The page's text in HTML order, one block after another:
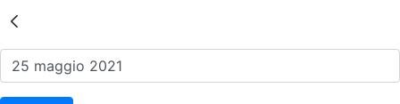
Risultati della Ricerca -